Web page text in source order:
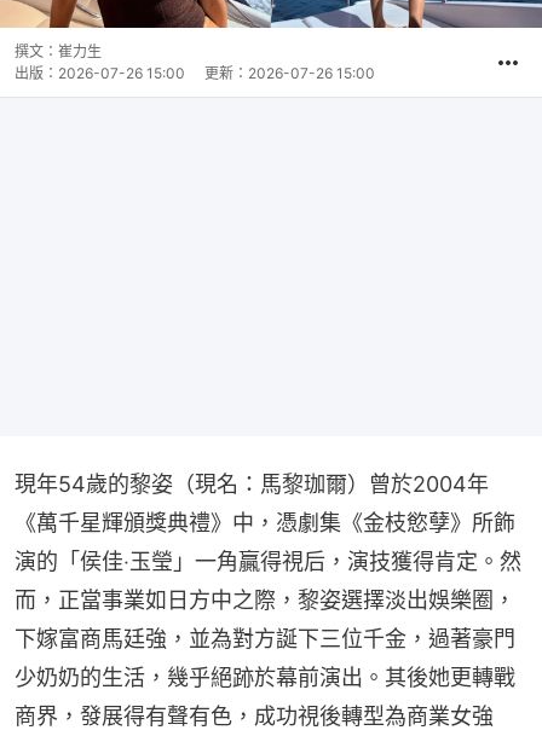
撰文： 崔力生
出版： 2026-07-26 15:00 更新： 2026-07-26 15:00
現年54歲的黎姿（現名：馬黎珈爾）曾於2004年
《萬千星輝頒獎典禮》中，憑劇集《金枝慾孽》所飾
演的「侯佳‧玉瑩」一角贏得視后，演技獲得肯定。然
而，正當事業如日方中之際，黎姿選擇淡出娛樂圈，
下嫁富商馬廷強，並為對方誕下三位千金，過著豪門
少奶奶的生活，幾乎絕跡於幕前演出。其後她更轉戰
商界，發展得有聲有色，成功視後轉型為商業女強